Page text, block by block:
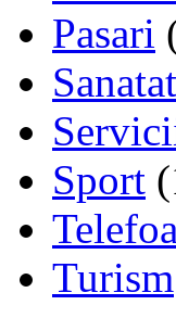
Pasari
Sport
Turism